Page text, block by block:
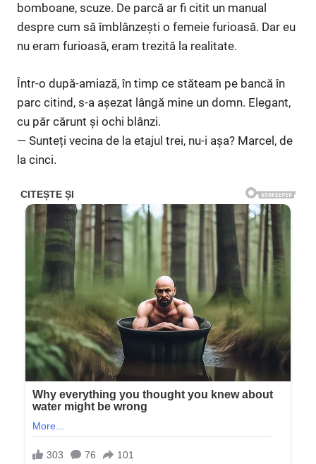
bomboane, scuze. De parcă ar fi citit un manual
despre cum să îmblânzești o femeie furioasă. Dar eu
nu eram furioasă, eram trezită la realitate.
Într-o după-amiază, în timp ce stăteam pe bancă în
parc citind, s-a așezat lângă mine un domn. Elegant,
cu păr cărunt și ochi blânzi.
— Sunteți vecina de la etajul trei, nu-i așa? Marcel, de
la cinci.